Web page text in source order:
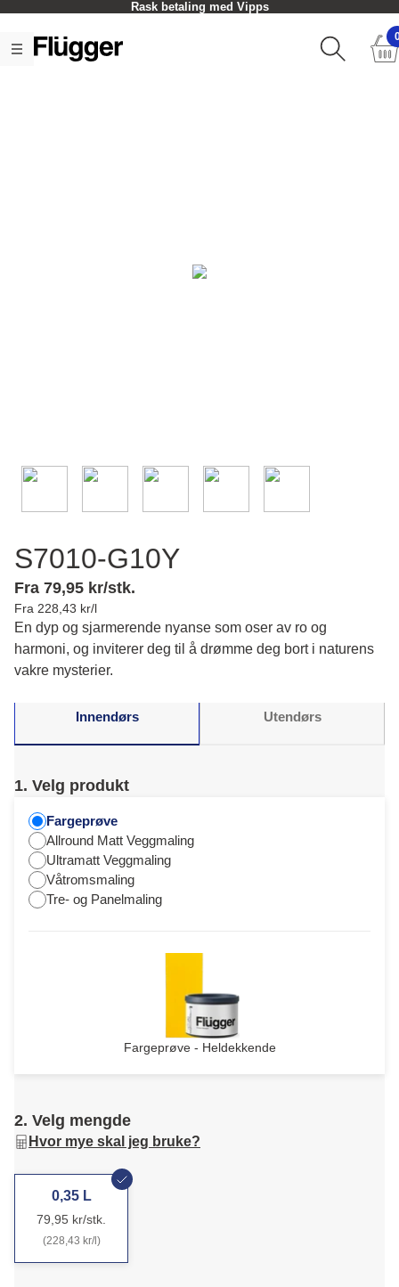
Rask betaling med Vipps
S7010-G10Y
Fra 79,95 kr/stk.
Fra 228,43 kr/l
En dyp og sjarmerende nyanse som oser av ro og
harmoni, og inviterer deg til å drømme deg bort i naturens
vakre mysterier.
Innendørs Utendørs
1. Velg produkt
Fargeprøve
Allround Matt Veggmaling
Ultramatt Veggmaling
Våtromsmaling
Tre- og Panelmaling
Fargeprøve - Heldekkende
2. Velg mengde
Hvor mye skal jeg bruke?
0,35 L
79,95 kr/stk.
(228,43 kr/l)